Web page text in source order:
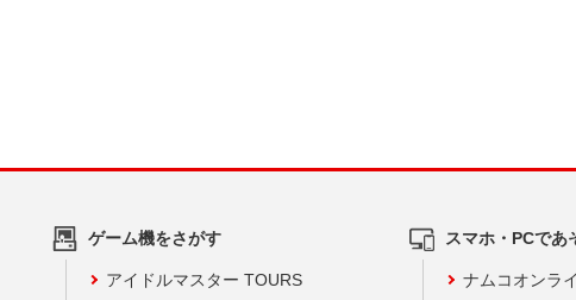
ゲーム機をさがす
アイドルマスター TOURS
スマホ・PCであ
ナムコオンラ